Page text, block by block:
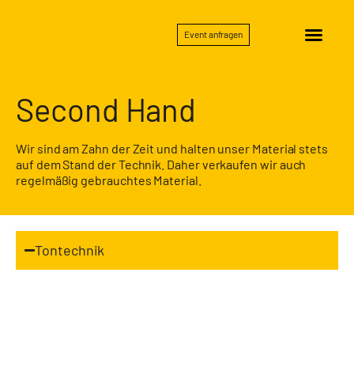
Event anfragen
Second Hand
Wir sind am Zahn der Zeit und halten unser Material stets
auf dem Stand der Technik. Daher verkaufen wir auch
regelmäßig gebrauchtes Material.
Tontechnik